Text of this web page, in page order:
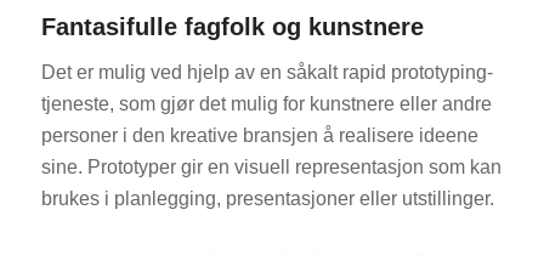
Fantasifulle fagfolk og kunstnere
Det er mulig ved hjelp av en såkalt rapid prototyping-
tjeneste, som gjør det mulig for kunstnere eller andre
personer i den kreative bransjen å realisere ideene
sine. Prototyper gir en visuell representasjon som kan
brukes i planlegging, presentasjoner eller utstillinger.